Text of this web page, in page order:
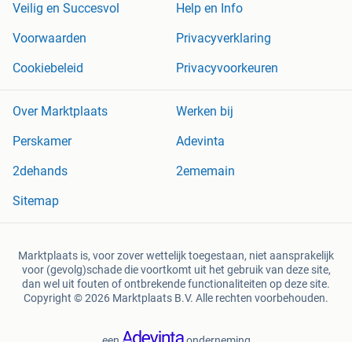
Veilig en Succesvol
Help en Info
Voorwaarden
Privacyverklaring
Cookiebeleid
Privacyvoorkeuren
Over Marktplaats
Werken bij
Perskamer
Adevinta
2dehands
2ememain
Sitemap
Marktplaats is, voor zover wettelijk toegestaan, niet aansprakelijk
voor (gevolg)schade die voortkomt uit het gebruik van deze site,
dan wel uit fouten of ontbrekende functionaliteiten op deze site.
Copyright © 2026 Marktplaats B.V. Alle rechten voorbehouden.